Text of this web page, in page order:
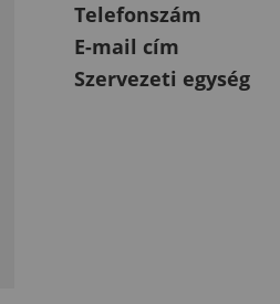
Telefonszám
E-mail cím
Szervezeti egység